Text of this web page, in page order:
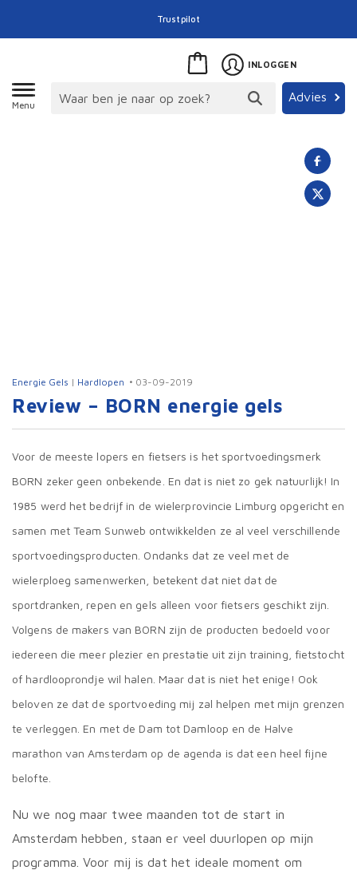
Trustpilot
Menu
Advies
INLOGGEN
Energie Gels | Hardlopen 03-09-2019
Review – BORN energie gels
Voor de meeste lopers en fietsers is het sportvoedingsmerk
BORN zeker geen onbekende. En dat is niet zo gek natuurlijk! In
1985 werd het bedrijf in de wielerprovincie Limburg opgericht en
samen met Team Sunweb ontwikkelden ze al veel verschillende
sportvoedingsproducten. Ondanks dat ze veel met de
wielerploeg samenwerken, betekent dat niet dat de
sportdranken, repen en gels alleen voor fietsers geschikt zijn.
Volgens de makers van BORN zijn de producten bedoeld voor
iedereen die meer plezier en prestatie uit zijn training, fietstocht
of hardlooprondje wil halen. Maar dat is niet het enige! Ook
beloven ze dat de sportvoeding mij zal helpen met mijn grenzen
te verleggen. En met de Dam tot Damloop en de Halve
marathon van Amsterdam op de agenda is dat een heel fijne
belofte.
Nu we nog maar twee maanden tot de start in
Amsterdam hebben, staan er veel duurlopen op mijn
programma. Voor mij is dat het ideale moment om